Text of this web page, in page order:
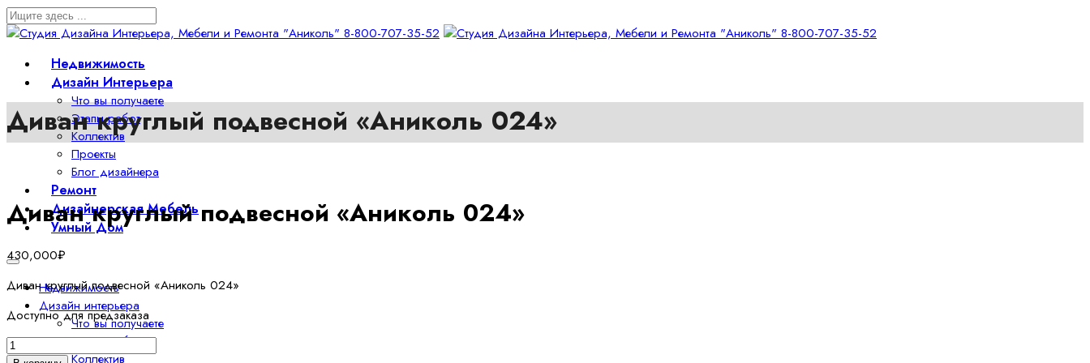
Недвижимость
Дизайн Интерьера
Что вы получаете
Этапы работ
Коллектив
Проекты
Блог дизайнера
Ремонт
Дизайнерская Мебель
Умный Дом
Недвижимость
Дизайн интерьера
Что вы получаете
Этапы работ
Коллектив
Диван круглый подвесной «Аниколь 024»
Диван круглый подвесной «Аниколь 024»
430,000₽
Диван круглый подвесной «Аниколь 024»
Доступно для предзаказа
Количество